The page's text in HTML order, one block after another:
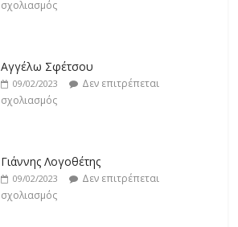
18/02/2023
Δεν επιτρέπεται
σχολιασμός
σχολιασμός
Αγγέλω Σφέτσου
09/02/2023
Δεν επιτρέπεται
σχολιασμός
Γιάννης Λογοθέτης
09/02/2023
Δεν επιτρέπεται
σχολιασμός